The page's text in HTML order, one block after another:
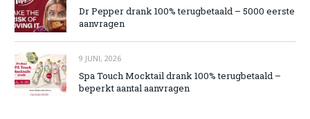
Dr Pepper drank 100% terugbetaald – 5000 eerste
aanvragen
9 JUNI, 2026
Spa Touch Mocktail drank 100% terugbetaald –
beperkt aantal aanvragen